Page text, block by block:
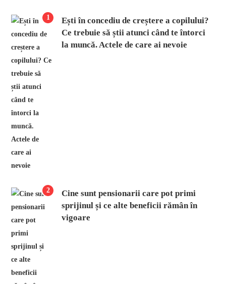
1
Ești în concediu de creștere a copilului?
Ce trebuie să știi atunci când te întorci
la muncă. Actele de care ai nevoie
2
Cine sunt pensionarii care pot primi
sprijinul și ce alte beneficii rămân în
vigoare